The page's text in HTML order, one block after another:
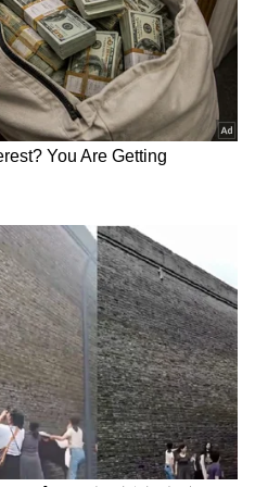
ಯಶ್‌ ‘ಟಾಕ್ಸಿಕ್‌’ ನೋಡಿ ಫ್ಯಾನ್ಸ್‌
ಫಿದಾ: ನೆಟ್ಟಿಗರು ಮಾತ್ರ ‘KGF on
ರಾಕಿ ಬಳಗಕ್ಕೆ ಯಶ್‌ 'ರಾಕಿಂಗ್‌'
ಗಿಫ್ಟ್‌..: 'ಟಾಕ್ಸಿಕ್‌' ಬಗ್ಗೆ ಮೊದಲ
ಬಾರಿಗೆ ಮೌನ ಮುರಿದ 'ಅಣ್ತಮ್ಮ'